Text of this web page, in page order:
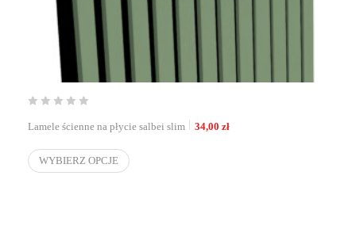
Lamele ścienne na płycie salbei slim 34,00 zł
WYBIERZ OPCJE